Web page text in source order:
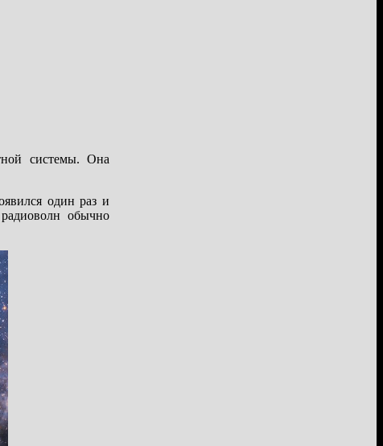
системы. Она
один раз и
обычно